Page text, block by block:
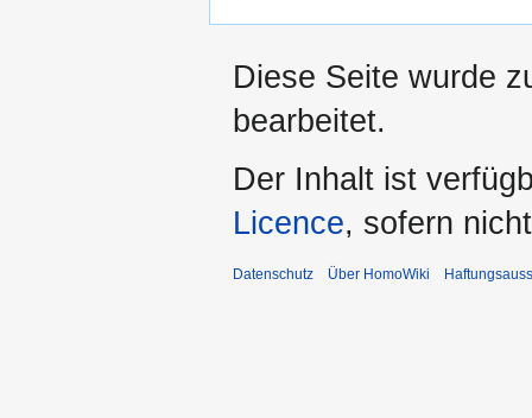
Diese Seite wurde
bearbeitet.
Der Inhalt ist
Licence, sofern
Datenschutz Über HomoWiki